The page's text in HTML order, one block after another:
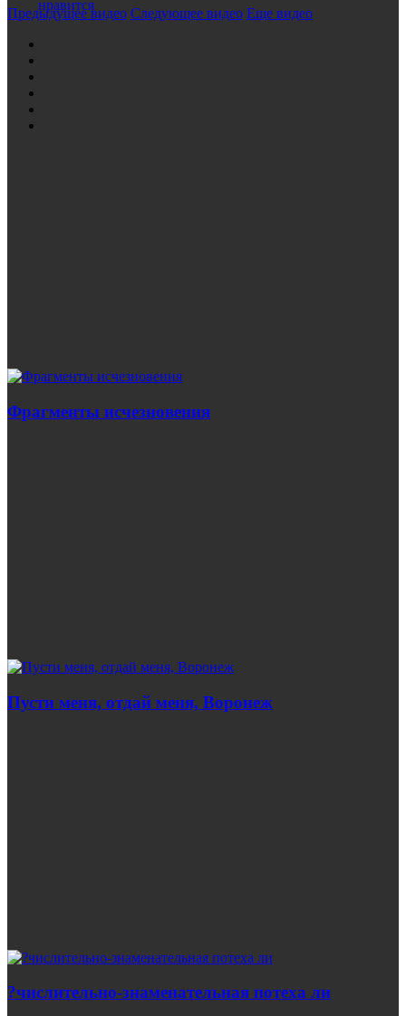
Предыдущее видео Следующее видео Еще видео
Фрагменты исчезновения
Пусти меня, отдай меня, Воронеж
?числительно-знаменательная потеха ли